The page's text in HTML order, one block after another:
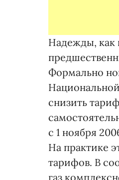
Надежды, как
Формально
снизить
с 1 ноября
На практике
тарифов. В
газ